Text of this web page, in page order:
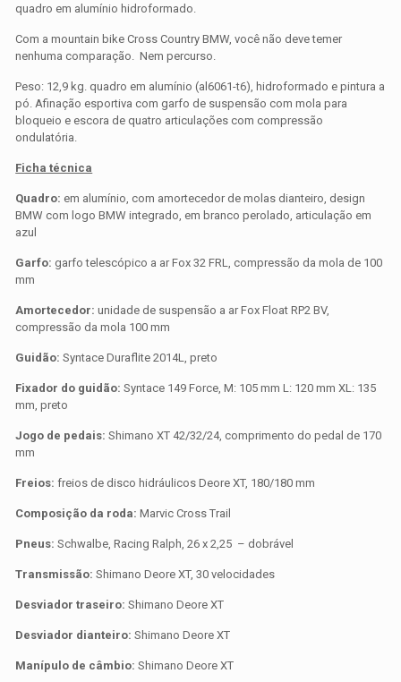
quadro em alumínio hidroformado.
Com a mountain bike Cross Country BMW, você não deve temer
nenhuma comparação. Nem percurso.
Peso: 12,9 kg. quadro em alumínio (al6061-t6), hidroformado e pintura a
pó. Afinação esportiva com garfo de suspensão com mola para
bloqueio e escora de quatro articulações com compressão
ondulatória.
Ficha técnica
Quadro: em alumínio, com amortecedor de molas dianteiro, design
BMW com logo BMW integrado, em branco perolado, articulação em
azul
Garfo: garfo telescópico a ar Fox 32 FRL, compressão da mola de 100
mm
Amortecedor: unidade de suspensão a ar Fox Float RP2 BV,
compressão da mola 100 mm
Guidão: Syntace Duraflite 2014L, preto
Fixador do guidão: Syntace 149 Force, M: 105 mm L: 120 mm XL: 135
mm, preto
Jogo de pedais: Shimano XT 42/32/24, comprimento do pedal de 170
mm
Freios: freios de disco hidráulicos Deore XT, 180/180 mm
Composição da roda: Marvic Cross Trail
Pneus: Schwalbe, Racing Ralph, 26 x 2,25 – dobrável
Transmissão: Shimano Deore XT, 30 velocidades
Desviador traseiro: Shimano Deore XT
Desviador dianteiro: Shimano Deore XT
Manípulo de câmbio: Shimano Deore XT